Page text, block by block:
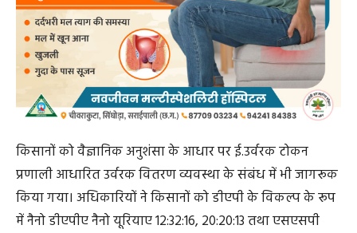
किसानों को वैज्ञानिक अनुशंसा के आधार पर ई.उर्वरक टोकन
प्रणाली आधारित उर्वरक वितरण व्यवस्था के संबंध में भी जागरूक
किया गया। अधिकारियों ने किसानों को डीएपी के विकल्प के रूप
में नैनो डीएपीए नैनो यूरियाए 12:32:16, 20:20:13 तथा एसएसपी